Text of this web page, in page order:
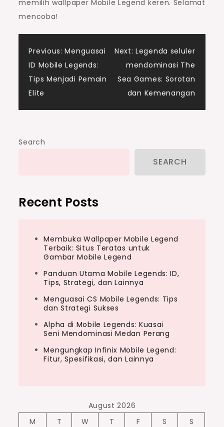
memilih wallpaper Mobile Legend keren. Selamat
mencoba!
Post
navigation
Previous: Menguasai
ID Mobile Legends:
Tips Menjadi Pemain
Elite
Next: Legenda seluler
mendominasi The
Sea Games: Sorotan
dan Kemenangan
Search
SEARCH
Recent Posts
Membuka Wallpaper Mobile Legend
Terbaik: Situs Teratas untuk
Gambar Mobile Legend
Panduan Utama Mobile Legends: ID,
Tips, Strategi, dan Lainnya
Menguasai CS Mobile Legends: Tips
dan Strategi Sukses
Alpha di Mobile Legends: Kuasai
Seni Mendominasi Medan Perang
Mengungkap Infinix Mobile Legend:
Fitur, Spesifikasi, dan Lainnya
August 2026
M
T W T F S
S